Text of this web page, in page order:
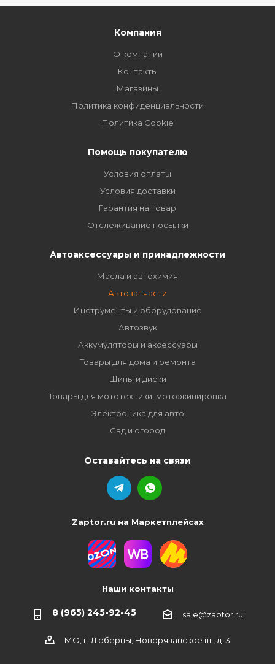
Компания
О компании
Контакты
Магазины
Политика конфиденциальности
Политика Cookie
Помощь покупателю
Условия оплаты
Условия доставки
Гарантия на товар
Отслеживание посылки
Автоаксессуары и принадлежности
Масла и автохимия
Автозапчасти
Инструменты и оборудование
Автозвук
Аккумуляторы и аксессуары
Товары для дома и ремонта
Шины и диски
Товары для мототехники, мотоэкипировка
Электроника для авто
Сад и огород
Оставайтесь на связи
Zaptor.ru на Маркетплейсах
Наши контакты
8 (965) 245-92-45 sale@zaptor.ru
МО, г. Люберцы, Новорязанское ш., д. 3